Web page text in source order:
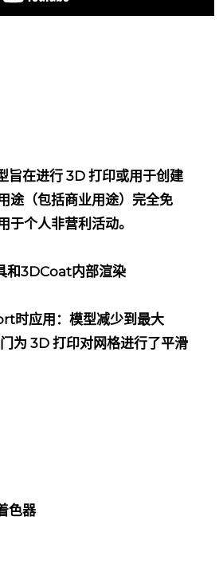
旨在进行 3D 打印或用于创建
途（包括商业用途）完全免
于个人非营利活动。
和3DCoat内部渲染
时应用：模型减少到最大
为 3D 打印对网格进行了平滑
色器